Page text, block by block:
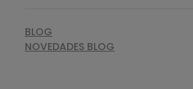
BLOG
NOVEDADES BLOG